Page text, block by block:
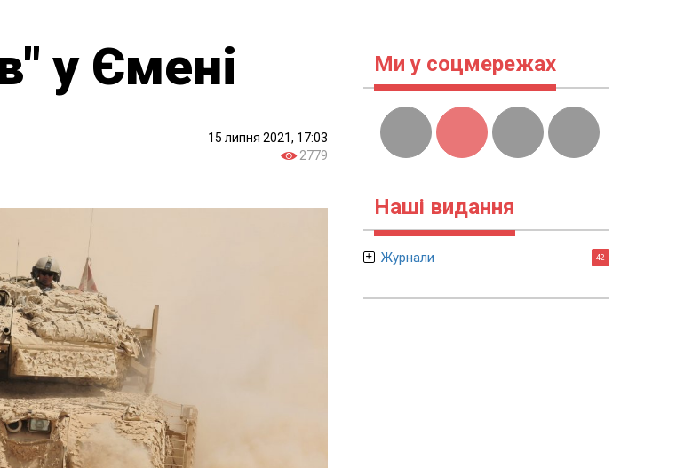
у Ємені
15 липня 2021, 17:03
2779
Ми у соцмережах
Наші видання
Журнали 42